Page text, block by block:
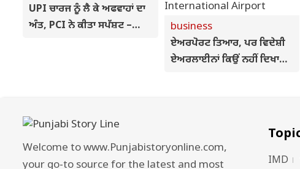
UPI ਚਾਰਜ ਨੂੰ ਲੈ ਕੇ ਅਫਵਾਹਾਂ ਦਾ
ਅੰਤ, PCI ਨੇ ਕੀਤਾ ਸਪੱਸ਼ਟ –
business
ਏਅਰਪੋਰਟ ਤਿਆਰ, ਪਰ ਵਿਦੇਸ਼ੀ
ਏਅਰਲਾਈਨਾਂ ਕਿਉਂ ਨਹੀਂ ਦਿਖਾ
Welcome to www.Punjabistoryonline.com,
your go-to source for the latest and most
IMD